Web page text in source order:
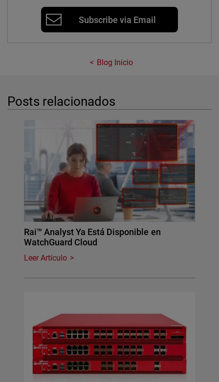
Subscribe via Email
Blog Inicio
Posts relacionados
Rai™ Analyst Ya Está Disponible en
WatchGuard Cloud
Leer Artículo